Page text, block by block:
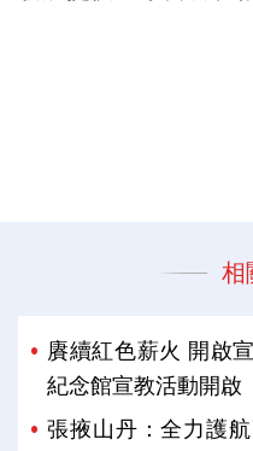
相
賡續紅色薪火 開啟
紀念館宣教活動開啟
張掖山丹：全力護